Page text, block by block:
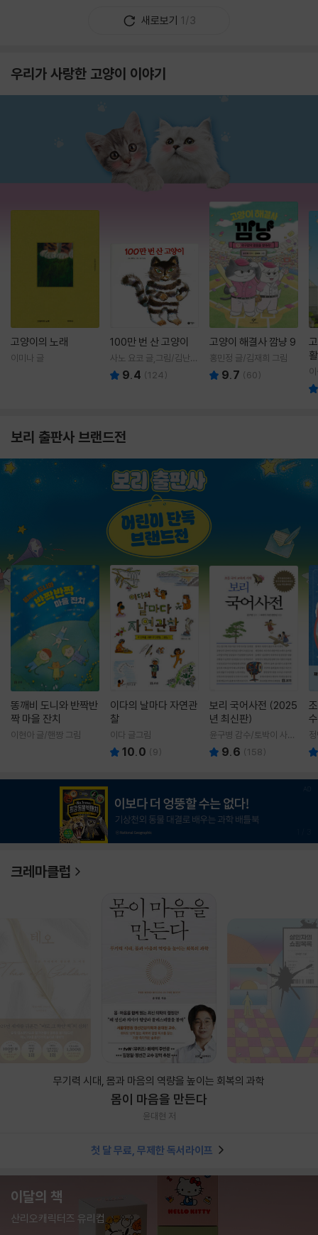
새로보기 1/3
우리가 사랑한 고양이 이야기
고양이의 노래
이미나 글
100만 번 산 고양이
사노 요코 글,그림/김난주
역 9.4 (124)
고양이 해결사 깜냥 9
홍민정 글/김재희 그림
9.7 (60)
보리 출판사 브랜드전
똥깨비 도니와 반짝반
짝 마을 잔치
이현아 글/핸짱 그림
이다의 날마다 자연관
찰
이다 글그림
10.0 (9)
보리 국어사전 (2025
년 최신판)
윤구병 감수/토박이 사전
편찬실 편
9.6 (158)
크레마클럽
무기력 시대, 몸과 마음의 역량을 높이는 회복의 과학
몸이 마음을 만든다
윤대현 저
첫 달 무료, 무제한 독서라이프
이달의 책
산리오캐릭터즈 유리컵